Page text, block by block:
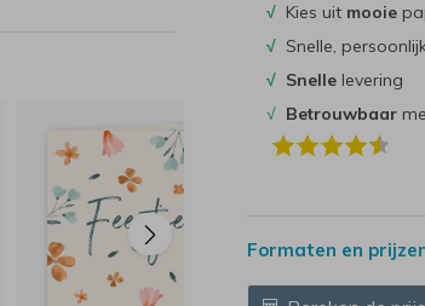
√Kies uit mooie
√Snelle,
√ Snellelevering
√ Betrouwbaar
Formaten en